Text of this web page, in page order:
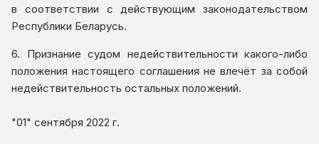
в соответствии с действующим законодательством
Республики Беларусь.
6. Признание судом недействительности какого-либо
положения настоящего соглашения не влечёт за собой
недействительность остальных положений.
"01" сентября 2022 г.